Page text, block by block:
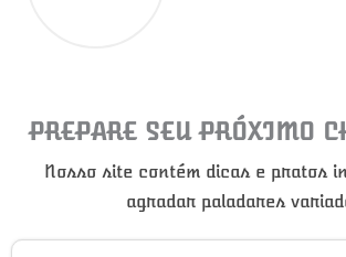
PREPARE SEU PRÓXIMO
Nosso site contém dicas e pratos
agradar paladares